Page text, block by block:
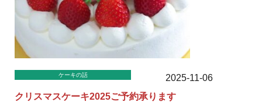
ケーキの話
2025-11-06
クリスマスケーキ2025ご予約承ります